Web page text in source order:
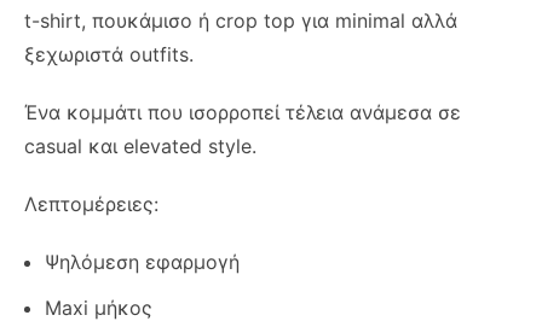
t-shirt, πουκάμισο ή crop top για minimal αλλά
ξεχωριστά outfits.
Ένα κομμάτι που ισορροπεί τέλεια ανάμεσα σε
casual και elevated style.
Λεπτομέρειες:
Ψηλόμεση εφαρμογή
Maxi μήκος